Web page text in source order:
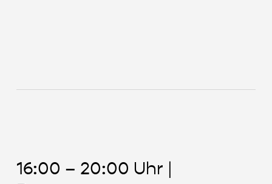
16:00 – 20:00 Uhr |